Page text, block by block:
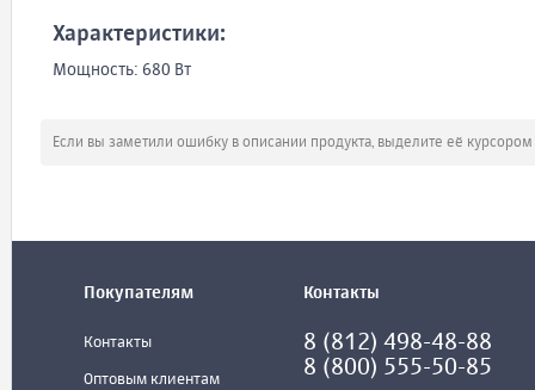
Характеристики:
Мощность: 680 Вт
Если вы заметили ошибку в описании продукта, выделите её
Покупателям
Контакты
Оптовым клиентам
Контакты
8 (812) 498-48-88
8 (800) 555-50-85